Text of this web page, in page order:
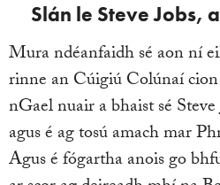
Slán le Steve Jobs,
Mura ndéanfaidh sé aon ní
rinne an Cúigiú Colúnaí
nGael nuair a bhaist sé
agus é ag tosú amach mar
Agus é fógartha anois go